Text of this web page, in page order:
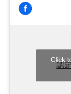
認
Click